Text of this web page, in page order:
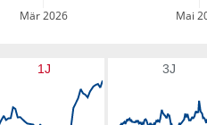
Mär 2026 Mai
1J 3J